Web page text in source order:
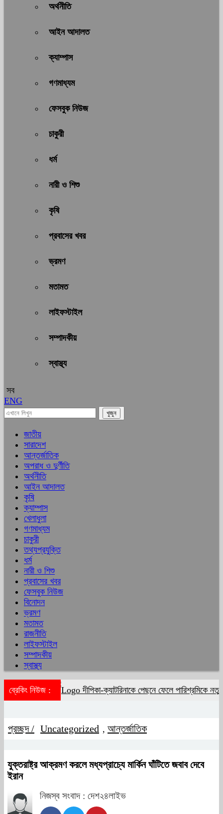
অর্থনীতি
আইন আদালত
ক্যাম্পাস
গণমাধ্যম
ফেসবুক নিউজ
চাকুরী
ধর্ম
নারী ও শিশু
কৃষি
প্রবাসের খবর
ভ্রমণ
মতামত
লাইফস্টাইল
সম্পাদকীয়
স্বাস্থ্য
সব
ENG
জাতীয়
সারাদেশ
আন্তর্জাতিক
অপরাধ ও দুর্ণীতি
অর্থনীতি
আইন আদালত
কৃষি
ক্যাম্পাস
খেলাধুলা
গণমাধ্যম
চাকুরী
তথ্যপ্রযুক্তি
ধর্ম
নারী ও শিশু
প্রবাসের খবর
ফেসবুক নিউজ
বিনোদন
ভ্রমণ
মতামত
রাজনীতি
লাইফস্টাইল
সম্পাদকীয়
স্বাস্থ্য
ব্রেকিং নিউজ : দীপিকা-ক্যাটরিনাকে পেছনে ফেলে পারিশ্রমিকে নতুন
প্রচ্ছদ / Uncategorized , আন্তর্জাতিক
যুক্তরাষ্ট্র আক্রমণ করলে মধ্যপ্রাচ্যে মার্কিন ঘাঁটিতে জবাব দেবে
ইরান
নিজস্ব সংবাদ : দেশ২৪লাইভ